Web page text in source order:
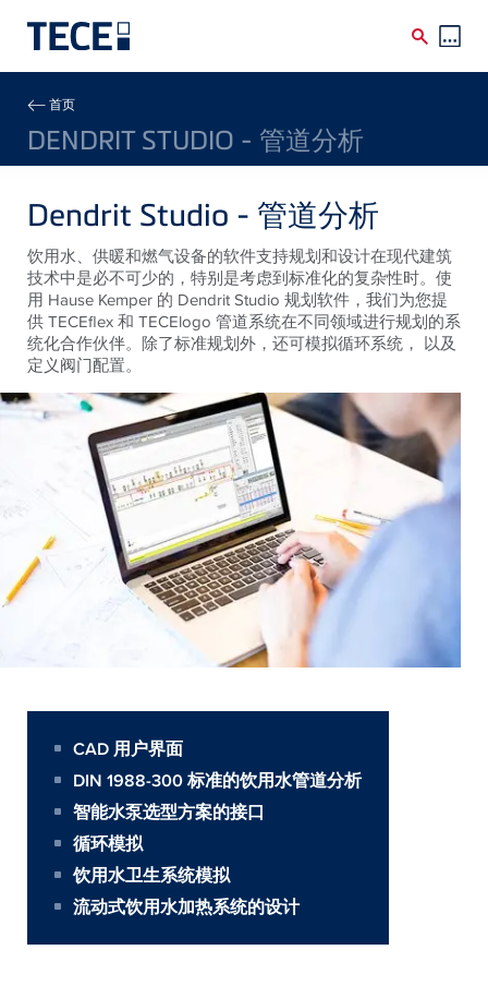
Breadcrumb
首页
DENDRIT STUDIO - 管道分析
Dendrit Studio - 管道分析
饮用水、供暖和燃气设备的软件支持规划和设计在现代建筑
技术中是必不可少的，特别是考虑到标准化的复杂性时。使
用 Hause Kemper 的 Dendrit Studio 规划软件，我们为您提
供 TECEflex 和 TECElogo 管道系统在不同领域进行规划的系
统化合作伙伴。除了标准规划外，还可模拟循环系统， 以及
定义阀门配置。
CAD 用户界面
DIN 1988-300 标准的饮用水管道分析
智能水泵选型方案的接口
循环模拟
饮用水卫生系统模拟
流动式饮用水加热系统的设计